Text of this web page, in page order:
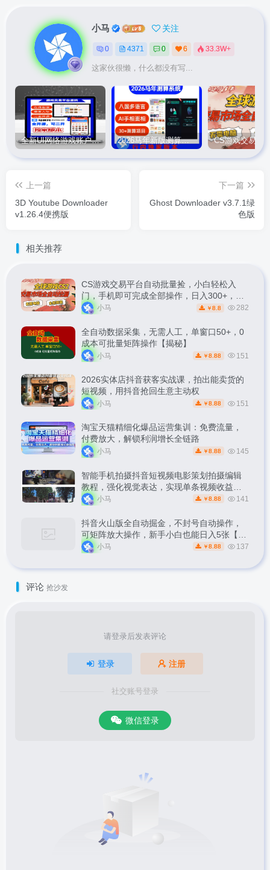
小马 关注
0 4371 0 6 33.3W+
这家伙很懒，什么都没有写...
全新UI网络游戏账户交易平台系统 全开源版本 2026马年新版测算系统源码
上一篇
3D Youtube Downloader
v1.26.4便携版
下一篇
Ghost Downloader v3.7.1绿
色版
相关推荐
CS游戏交易平台自动批量捡，小白轻松入
门，手机即可完成全部操作，日入300+，轻
松副业【揭秘】
小马 ￥ 8.8 282
全自动数据采集，无需人工，单窗口50+，0
成本可批量矩阵操作【揭秘】
小马 ￥ 8.88 151
2026实体店抖音获客实战课，拍出能卖货的
短视频，用抖音抢回生意主动权
小马 ￥ 8.88 151
淘宝天猫精细化爆品运营集训：免费流量，
付费放大，解锁利润增长全链路
小马 ￥ 8.88 145
智能手机拍摄抖音短视频电影策划拍摄编辑
教程，强化视觉表达，实现单条视频收益破
1k
小马 ￥ 8.88 141
抖音火山版全自动掘金，不封号自动操作，
可矩阵放大操作，新手小白也能日入5张【揭
秘】小马 ￥ 8.88 137
评论 抢沙发
请登录后发表评论
登录 注册
社交账号登录
微信登录